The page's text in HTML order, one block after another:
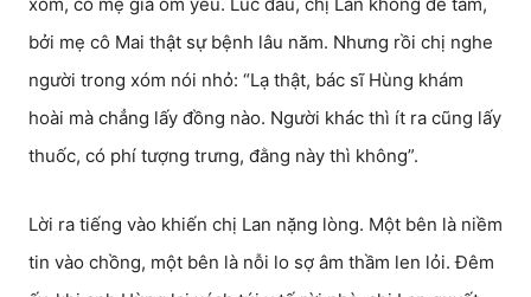
bởi mẹ cô Mai thật sự bệnh lâu năm. Nhưng rồi chị nghe
người trong xóm nói nhỏ: “Lạ thật, bác sĩ Hùng khám
hoài mà chẳng lấy đồng nào. Người khác thì ít ra cũng lấy
thuốc, có phí tượng trưng, đằng này thì không”.
Lời ra tiếng vào khiến chị Lan nặng lòng. Một bên là niềm
tin vào chồng, một bên là nỗi lo sợ âm thầm len lỏi. Đêm